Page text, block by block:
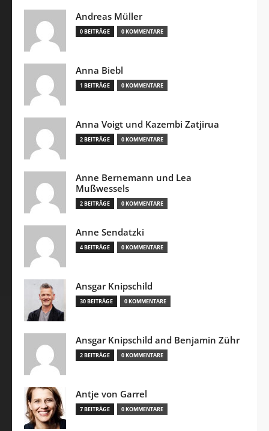
Andreas Müller
0 BEITRÄGE 0 KOMMENTARE
Anna Biebl
1 BEITRÄGE 0 KOMMENTARE
Anna Voigt und Kazembi Zatjirua
2 BEITRÄGE 0 KOMMENTARE
Anne Bernemann und Lea
Mußwessels
2 BEITRÄGE 0 KOMMENTARE
Anne Sendatzki
4 BEITRÄGE 0 KOMMENTARE
Ansgar Knipschild
30 BEITRÄGE 0 KOMMENTARE
Ansgar Knipschild and Benjamin Zühr
2 BEITRÄGE 0 KOMMENTARE
Antje von Garrel
7 BEITRÄGE 0 KOMMENTARE